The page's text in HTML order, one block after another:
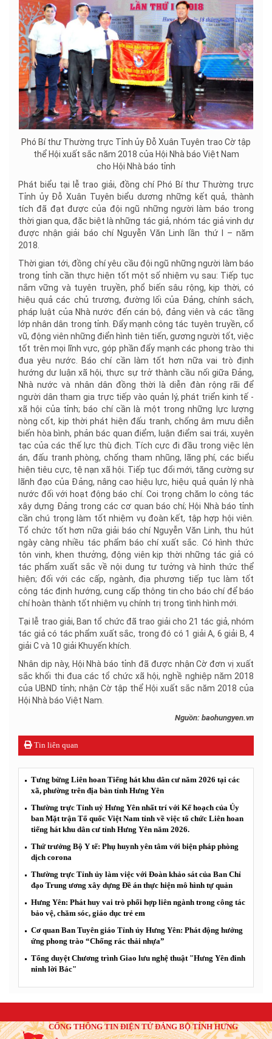
Phó Bí thư Thường trực Tỉnh ủy Đỗ Xuân Tuyên trao Cờ tập
thể Hội xuất sắc năm 2018 của Hội Nhà báo Việt Nam
cho Hội Nhà báo tỉnh
Phát biểu tại lễ trao giải, đồng chí Phó Bí thư Thường trực
Tỉnh ủy Đỗ Xuân Tuyên biểu dương những kết quả, thành
tích đã đạt được của đội ngũ những người làm báo trong
thời gian qua, đặc biệt là những tác giả, nhóm tác giả vinh dự
được nhận giải báo chí Nguyễn Văn Linh lần thứ I – năm
2018.
Thời gian tới, đồng chí yêu cầu đội ngũ những người làm báo
trong tỉnh cần thực hiện tốt một số nhiệm vụ sau: Tiếp tục
nắm vững và tuyên truyền, phổ biến sâu rộng, kịp thời, có
hiệu quả các chủ trương, đường lối của Đảng, chính sách,
pháp luật của Nhà nước đến cán bộ, đảng viên và các tầng
lớp nhân dân trong tỉnh. Đẩy mạnh công tác tuyên truyền, cổ
vũ, động viên những điển hình tiên tiến, gương người tốt, việc
tốt trên mọi lĩnh vực, góp phần đẩy mạnh các phong trào thi
đua yêu nước. Báo chí cần làm tốt hơn nữa vai trò định
hướng dư luận xã hội, thực sự trở thành cầu nối giữa Đảng,
Nhà nước và nhân dân đồng thời là diễn đàn rộng rãi để
người dân tham gia trực tiếp vào quản lý, phát triển kinh tế -
xã hội của tỉnh; báo chí cần là một trong những lực lượng
nòng cốt, kịp thời phát hiện đấu tranh, chống âm mưu diễn
biến hòa bình, phản bác quan điểm, luận điểm sai trái, xuyên
tạc của các thế lực thù địch. Tích cực đi đầu trong việc lên
án, đấu tranh phòng, chống tham nhũng, lãng phí, các biểu
hiện tiêu cực, tệ nạn xã hội. Tiếp tục đổi mới, tăng cường sự
lãnh đạo của Đảng, nâng cao hiệu lực, hiệu quả quản lý nhà
nước đối với hoạt động báo chí. Coi trọng chăm lo công tác
xây dựng Đảng trong các cơ quan báo chí; Hội Nhà báo tỉnh
cần chú trọng làm tốt nhiệm vụ đoàn kết, tập hợp hội viên.
Tổ chức tốt hơn nữa giải báo chí Nguyễn Văn Linh, thu hút
ngày càng nhiều tác phẩm báo chí xuất sắc. Có hình thức
tôn vinh, khen thưởng, động viên kịp thời những tác giả có
tác phẩm xuất sắc về nội dung tư tưởng và hình thức thể
hiện; đối với các cấp, ngành, địa phương tiếp tục làm tốt
công tác định hướng, cung cấp thông tin cho báo chí để báo
chí hoàn thành tốt nhiệm vụ chính trị trong tình hình mới.
Tại lễ trao giải, Ban tổ chức đã trao giải cho 21 tác giả, nhóm
tác giả có tác phẩm xuất sắc, trong đó có 1 giải A, 6 giải B, 4
giải C và 10 giải Khuyến khích.
Nhân dịp này, Hội Nhà báo tỉnh đã được nhận Cờ đơn vị xuất
sắc khối thi đua các tổ chức xã hội, nghề nghiệp năm 2018
của UBND tỉnh; nhận Cờ tập thể Hội xuất sắc năm 2018 của
Hội Nhà báo Việt Nam.
Nguồn: baohungyen.vn
Tin liên quan
Tưng bừng Liên hoan Tiếng hát khu dân cư năm 2026 tại các
xã, phường trên địa bàn tỉnh Hưng Yên
Thường trực Tỉnh uỷ Hưng Yên nhất trí với Kế hoạch của Ủy
ban Mặt trận Tổ quốc Việt Nam tỉnh về việc tổ chức Liên hoan
tiếng hát khu dân cư tỉnh Hưng Yên năm 2026.
Thứ trưởng Bộ Y tế: Phụ huynh yên tâm với biện pháp phòng
dịch corona
Thường trực Tỉnh ủy làm việc với Đoàn khảo sát của Ban Chỉ
đạo Trung ương xây dựng Đề án thực hiện mô hình tự quản
Hưng Yên: Phát huy vai trò phối hợp liên ngành trong công tác
bảo vệ, chăm sóc, giáo dục trẻ em
Cơ quan Ban Tuyên giáo Tỉnh ủy Hưng Yên: Phát động hưởng
ứng phong trào “Chống rác thải nhựa”
Tổng duyệt Chương trình Giao lưu nghệ thuật "Hưng Yên đinh
ninh lời Bác"
CỔNG THÔNG TIN ĐIỆN TỬ ĐẢNG BỘ TỈNH HƯNG